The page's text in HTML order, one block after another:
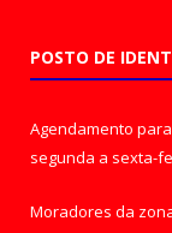
POSTO DE
Agendamento
segunda a sexta-
Moradores da